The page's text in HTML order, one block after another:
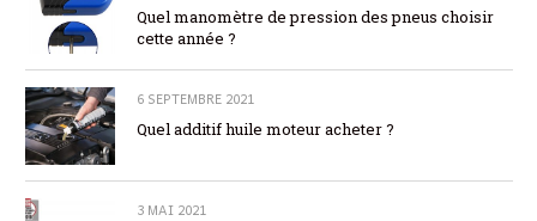
Quel manomètre de pression des pneus choisir
cette année ?
6 SEPTEMBRE 2021
Quel additif huile moteur acheter ?
3 MAI 2021